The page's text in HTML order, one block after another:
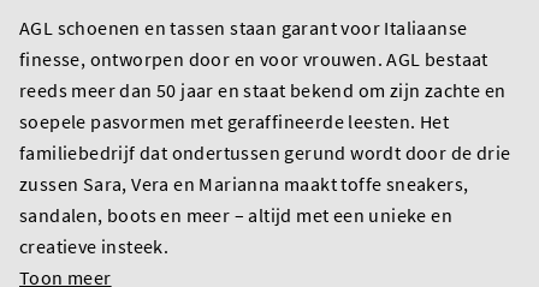
AGL schoenen en tassen staan garant voor Italiaanse
finesse, ontworpen door en voor vrouwen. AGL bestaat
reeds meer dan 50 jaar en staat bekend om zijn zachte en
soepele pasvormen met geraffineerde leesten. Het
familiebedrijf dat ondertussen gerund wordt door de drie
zussen Sara, Vera en Marianna maakt toffe sneakers,
sandalen, boots en meer – altijd met een unieke en
creatieve insteek.
Toon meer